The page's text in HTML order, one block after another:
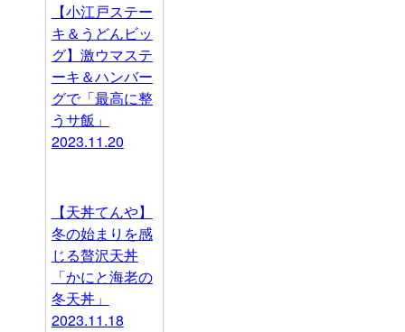
【小江戸ステー
キ＆うどんビッ
グ】激ウマステ
ーキ＆ハンバー
グで「最高に整
うサ飯」
2023.11.20
【天丼てんや】
冬の始まりを感
じる贅沢天丼
「かにと海老の
冬天丼」
2023.11.18